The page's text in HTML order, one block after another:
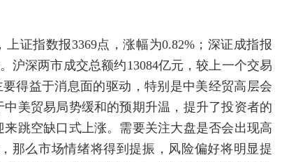
指数报3369点，涨幅为0.82%；深证成指报
沪深两市成交总额约13084亿元，较上一个交易
得益于消息面的驱动，特别是中美经贸高层会
美贸易局势缓和的预期升温，提升了投资者的
跳空缺口式上涨。需要关注大盘是否会出现高
那么市场情绪将得到提振，风险偏好将明显提